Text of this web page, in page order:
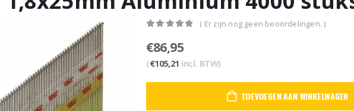
( Er zijn nog geen beoordelingen. )
€86,95
(€105,21 incl. BTW)
TOEVOEGEN AAN WINKELWAGEN